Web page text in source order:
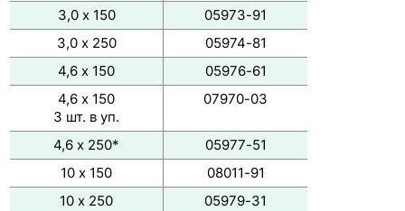
3,0 х 150
05973-91
3,0 х 250
05974-81
4,6 х 150
05976-61
4,6 х 150
3 шт. в уп.
07970-03
4,6 х 250*
05977-51
10 х 150
08011-91
10 х 250
05979-31